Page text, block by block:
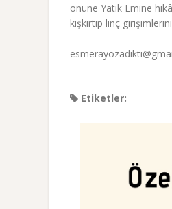
önüne Yatık Emine
kışkırtıp linç
Etiketler: